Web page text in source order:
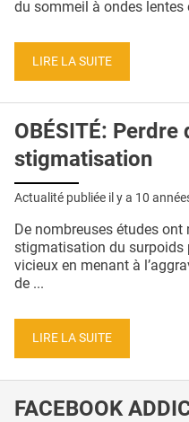
CONDITIONS GÉNÉRALES
CRÉDITS
du sommeil à ondes lentes
LIRE LA SUITE
OBÉSITÉ:
stigmatisation
Actualité publiée il y a 10
De nombreuses études
stigmatisation du surpoids
vicieux en menant à
de ...
LIRE LA SUITE
FACEBOOK